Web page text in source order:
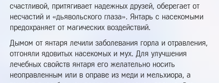
счастливой, притягивает надежных друзей, оберегает от
несчастий и «дьявольского глаза». Янтарь с насекомыми
предохраняет от магических воздействий.
Дымом от янтаря лечили заболевания горла и отравления,
отгоняли ядовитых насекомых и мух. Для улучшения
лечебных свойств янтаря его желательно носить
неоправленным или в оправе из меди и мельхиора, а